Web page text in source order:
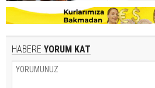
HABERE YORUM KAT